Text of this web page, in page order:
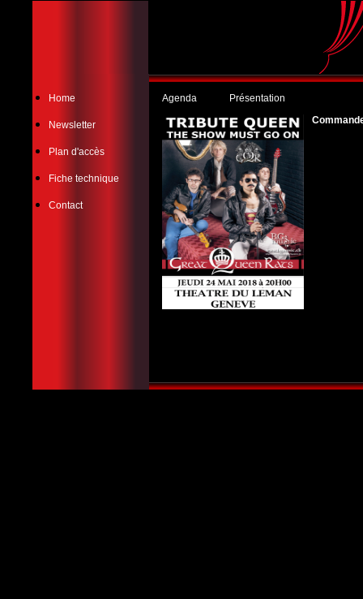
Home
Newsletter
Plan d'accès
Fiche technique
Contact
Agenda
Présentation